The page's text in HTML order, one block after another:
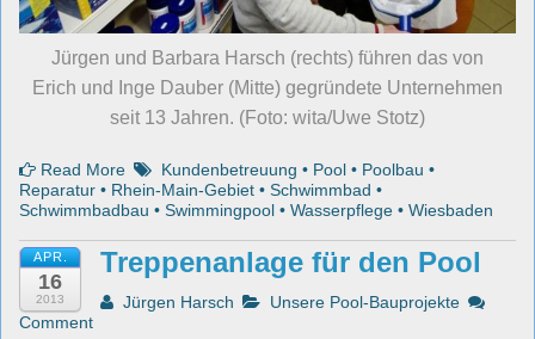
Jürgen und Barbara Harsch (rechts) führen das von
Erich und Inge Dauber (Mitte) gegründete Unternehmen
seit 13 Jahren. (Foto: wita/Uwe Stotz)
Read More Kundenbetreuung • Pool • Poolbau •
Reparatur • Rhein-Main-Gebiet • Schwimmbad •
Schwimmbadbau • Swimmingpool • Wasserpflege • Wiesbaden
APR.
16
2013
Treppenanlage für den Pool
Jürgen Harsch
Unsere Pool-Bauprojekte
Comment